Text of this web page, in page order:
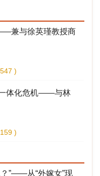
兼与徐英瑾教授商
547 )
体化危机——与林
159 )
”——从“外嫁女”现